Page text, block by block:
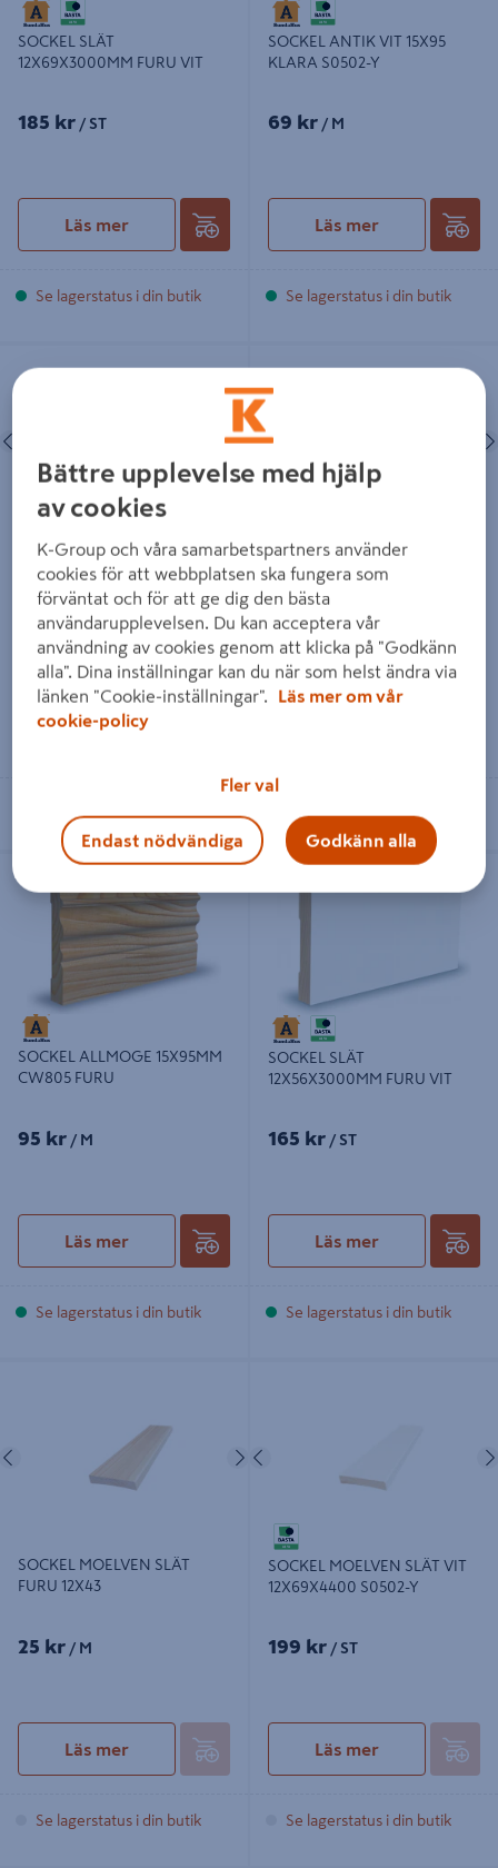
SOCKEL SLÄT
12X69X3000MM FURU VIT
185 kr / ST
Läs mer
Se lagerstatus i din butik
SOCKEL ANTIK VIT 15X95
KLARA S0502-Y
69 kr / M
Läs mer
Se lagerstatus i din butik
KLARA
Nästa
SOCKEL ANTIK FURU 21X120
KLARA
89 kr/ M
Läs mer
SOCKEL ANTIK VIT
21X120X4200 KLARA S0502-Y
559 kr/ ST
SOCKEL ALLMOGE 15X95MM
CW805 FURU
SOCKEL ALLMOGE 15X95MM
CW805 FURU
95 kr / M
Läs mer
Se lagerstatus i din butik
SOCKEL SLÄT 12X56X3000MM
SOCKEL SLÄT
12X56X3000MM FURU VIT
165 kr / ST
Läs mer
Se lagerstatus i din butik
Nästa
SOCKEL MOELVEN SLÄT
FURU 12X43
25 kr / M
Läs mer
Se lagerstatus i din butik
SOCKEL MOELVEN SLÄT VIT
12X69X4400 S0502-Y
199 kr / ST
Läs mer
Se lagerstatus i din butik
Bättre upplevelse med hjälp
av cookies
K-Group och våra samarbetspartners använder
cookies för att webbplatsen ska fungera som
förväntat och för att ge dig den bästa
användarupplevelsen. Du kan acceptera vår
användning av cookies genom att klicka på "Godkänn
alla". Dina inställningar kan du när som helst ändra via
länken "Cookie-inställningar".
Läs mer om vår
cookie-policy
Fler val
Endast nödvändiga Godkänn alla